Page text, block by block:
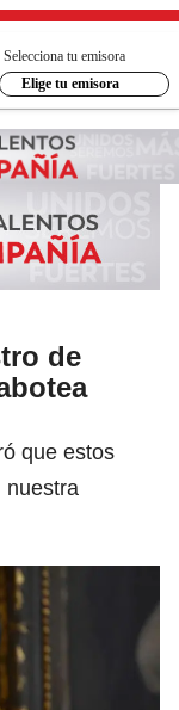
Selecciona tu emisora
Elige tu emisora
de
que estos
nuestra